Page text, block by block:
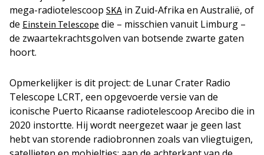
mega-radiotelescoop SKA in Zuid-Afrika en Australië, of
de Einstein Telescope die – misschien vanuit Limburg –
de zwaartekrachtsgolven van botsende zwarte gaten
hoort.
Opmerkelijker is dit project: de Lunar Crater Radio
Telescope LCRT, een opgevoerde versie van de
iconische Puerto Ricaanse radiotelescoop Arecibo die in
2020 instortte. Hij wordt neergezet waar je geen last
hebt van storende radiobronnen zoals van vliegtuigen,